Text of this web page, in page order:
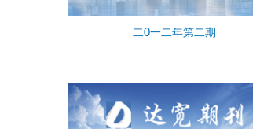
二0一二年第二期